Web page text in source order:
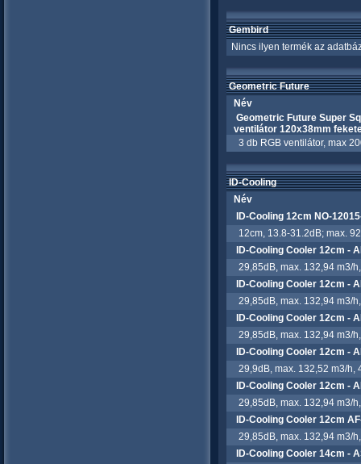
Gembird
Nincs ilyen termék az
Geometric Future
Név
Geometric Future Super
ventilátor 120x38mm
3 db RGB ventilátor, max
ID-Cooling
Név
ID-Cooling 12cm NO-
12cm, 13.8-31.2dB; max.
ID-Cooling Cooler 12cm -
29,85dB, max. 132,94 m3/h,
ID-Cooling Cooler 12cm -
29,85dB, max. 132,94 m3/h,
ID-Cooling Cooler 12cm -
29,85dB, max. 132,94 m3/h,
ID-Cooling Cooler 12cm -
29,9dB, max. 132,52 m3/h,
ID-Cooling Cooler 12cm -
29,85dB, max. 132,94 m3/h,
ID-Cooling Cooler 12cm
29,85dB, max. 132,94 m3/h,
ID-Cooling Cooler 14cm -